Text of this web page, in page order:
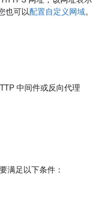
也可以配置自定义网域。
中间件或反向代理
满足以下条件：